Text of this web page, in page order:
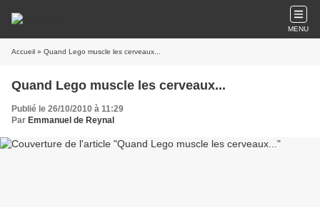
MENU
Accueil » Quand Lego muscle les cerveaux...
Quand Lego muscle les cerveaux...
Publié le 26/10/2010 à 11:29
Par Emmanuel de Reynal